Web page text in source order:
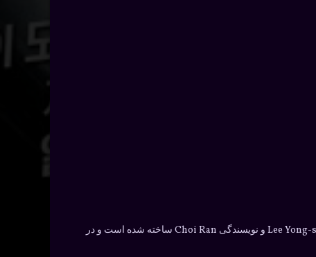
سریال “ایلجیما” یک سریال تلویزیونی در ژانر های تاریخی، درام و اکشن است که در کره جنوبی تولید شده است. این سریال به کارگردانی Lee Yong-suk و نویسندگی Choi Ran ساخته شده است و در